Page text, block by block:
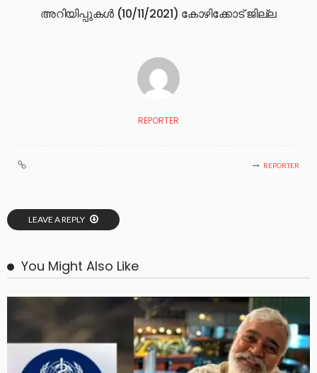
അറിയിപ്പുകൾ (10/11/2021) കോഴിക്കോട് ജില്ല
REPORTER
REPORTER
LEAVE A REPLY
You Might Also Like